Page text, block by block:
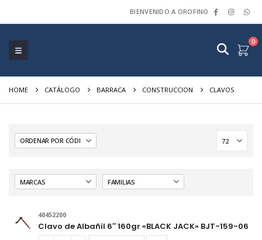
BIENVENIDO A OROFINO
0
HOME CATÁLOGO BARRACA CONSTRUCCION CLAVOS
40452200
Clavo de Albañil 6″ 160gr «BLACK JACK» BJT-159-06